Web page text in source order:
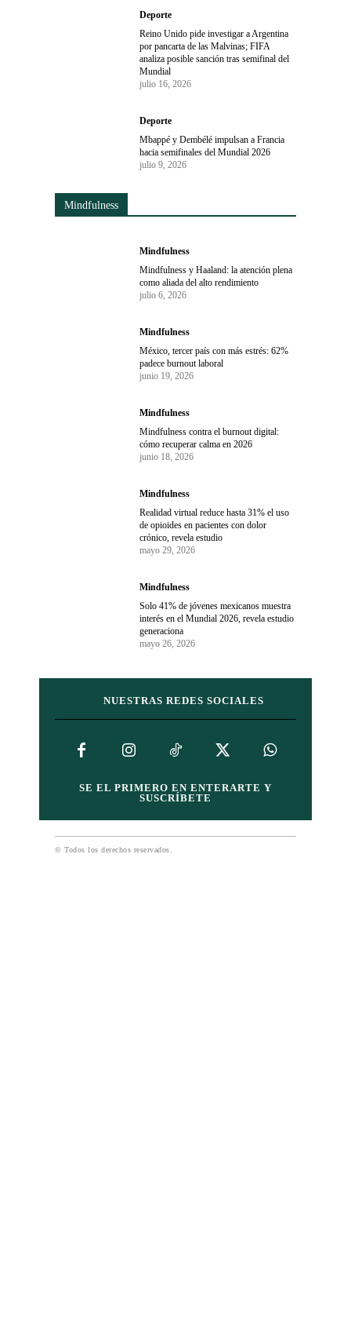
Deporte
Reino Unido pide investigar a Argentina
por pancarta de las Malvinas; FIFA
analiza posible sanción tras semifinal del
Mundial
julio 16, 2026
Deporte
Mbappé y Dembélé impulsan a Francia
hacia semifinales del Mundial 2026
julio 9, 2026
Mindfulness
Mindfulness
Mindfulness y Haaland: la atención plena
como aliada del alto rendimiento
julio 6, 2026
Mindfulness
México, tercer país con más estrés: 62%
padece burnout laboral
junio 19, 2026
Mindfulness
Mindfulness contra el burnout digital:
cómo recuperar calma en 2026
junio 18, 2026
Mindfulness
Realidad virtual reduce hasta 31% el uso
de opioides en pacientes con dolor
crónico, revela estudio
mayo 29, 2026
Mindfulness
Solo 41% de jóvenes mexicanos muestra
interés en el Mundial 2026, revela estudio
generaciona
mayo 26, 2026
NUESTRAS REDES SOCIALES
SE EL PRIMERO EN ENTERARTE Y
SUSCRÍBETE
© Todos los derechos reservados.